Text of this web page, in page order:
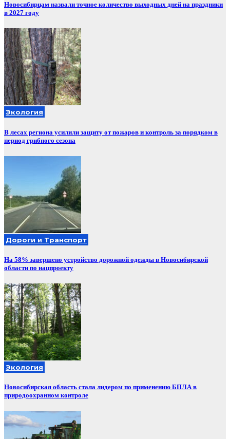
Новосибирцам назвали точное количество выходных дней на праздники
в 2027 году
Экология
В лесах региона усилили защиту от пожаров и контроль за порядком в
период грибного сезона
Дороги и Транспорт
На 58% завершено устройство дорожной одежды в Новосибирской
области по нацпроекту
Экология
Новосибирская область стала лидером по применению БПЛА в
природоохранном контроле